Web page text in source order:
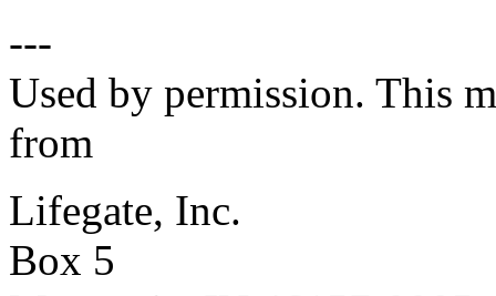
---
Used by permission. This
from
Lifegate, Inc.
Box 5